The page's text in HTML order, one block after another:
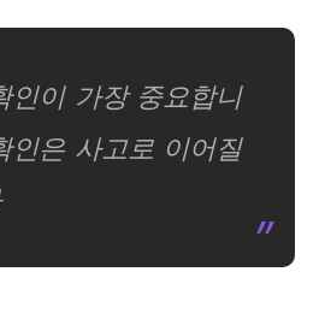
인이 가장 중요합니
인은 사고로 이어질